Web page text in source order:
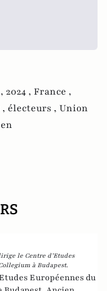
2024 , France ,
électeurs , Union
le Centre d’Etudes
à Budapest.
Européennes du